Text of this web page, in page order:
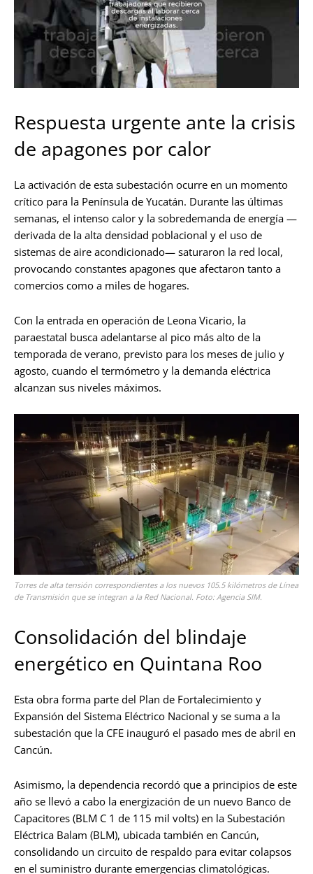
Respuesta urgente ante la crisis
de apagones por calor
La activación de esta subestación ocurre en un momento
crítico para la Península de Yucatán. Durante las últimas
semanas, el intenso calor y la sobredemanda de energía —
derivada de la alta densidad poblacional y el uso de
sistemas de aire acondicionado— saturaron la red local,
provocando constantes apagones que afectaron tanto a
comercios como a miles de hogares.
Con la entrada en operación de Leona Vicario, la
paraestatal busca adelantarse al pico más alto de la
temporada de verano, previsto para los meses de julio y
agosto, cuando el termómetro y la demanda eléctrica
alcanzan sus niveles máximos.
Torres de alta tensión correspondientes a los nuevos 105.5 kilómetros de Línea
de Transmisión que se integran a la Red Nacional. Foto: Agencia SIM.
Consolidación del blindaje
energético en Quintana Roo
Esta obra forma parte del Plan de Fortalecimiento y
Expansión del Sistema Eléctrico Nacional y se suma a la
subestación que la CFE inauguró el pasado mes de abril en
Cancún.
Asimismo, la dependencia recordó que a principios de este
año se llevó a cabo la energización de un nuevo Banco de
Capacitores (BLM C 1 de 115 mil volts) en la Subestación
Eléctrica Balam (BLM), ubicada también en Cancún,
consolidando un circuito de respaldo para evitar colapsos
en el suministro durante emergencias climatológicas.